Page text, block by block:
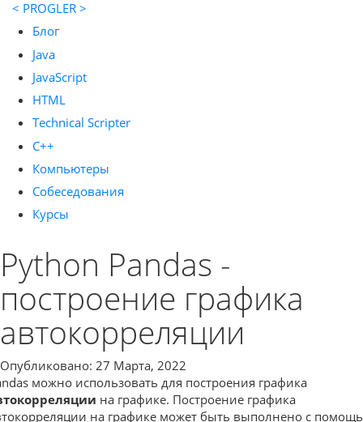
< PROGLER >
Блог
Java
JavaScript
HTML
Technical Scripter
C++
Компьютеры
Собеседования
Курсы
Python Pandas -
построение графика
автокорреляции
Опубликовано: 27 Марта, 2022
можно использовать для построения графика
на графике. Построение графика
на графике может быть выполнено с